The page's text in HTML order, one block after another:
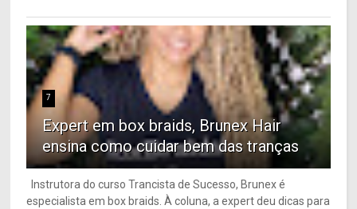
7
Expert em box braids, Brunex Hair
ensina como cuidar bem das tranças
Instrutora do curso Trancista de Sucesso, Brunex é
especialista em box braids. À coluna, a expert deu dicas para